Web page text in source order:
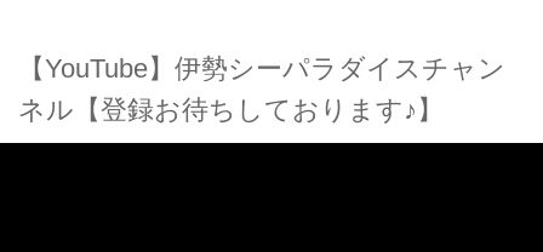
【YouTube】伊勢シーパラダイスチャン
ネル【登録お待ちしております♪】